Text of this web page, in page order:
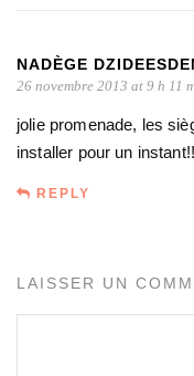
NADÈGE
26 novembre 2013 at 9 h 11
jolie promenade, les
installer pour un instant!!
REPLY
LAISSER UN